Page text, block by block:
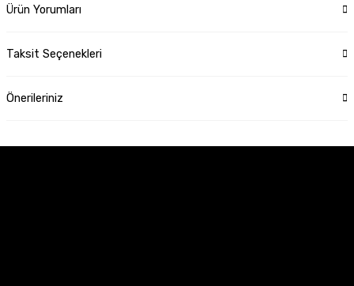
Ürün Yorumları
Taksit Seçenekleri
Önerileriniz